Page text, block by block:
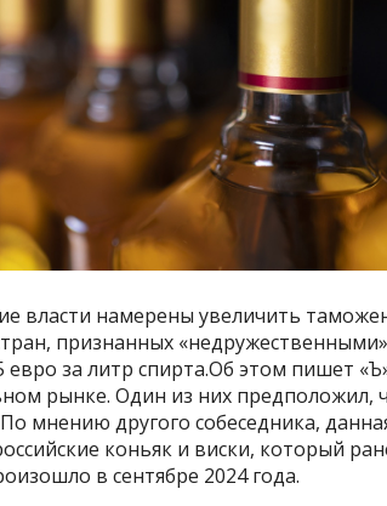
власти намерены увеличить
признанных
евро за литр спирта.Об этом пишет
рынке. Один из них
мнению другого собеседника,
коньяк и виски, который
в сентябре 2024 года.